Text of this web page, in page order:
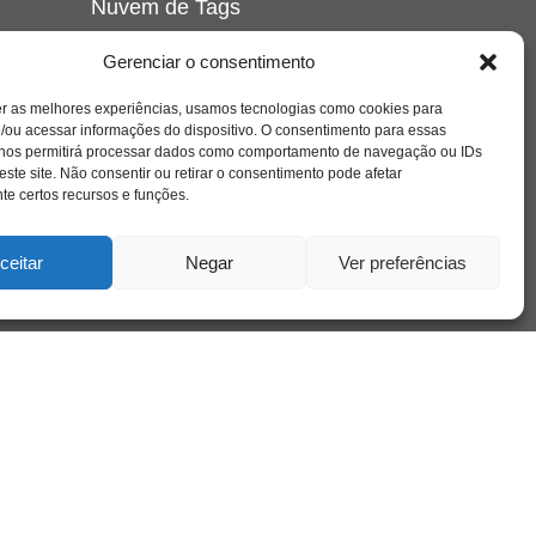
Gerenciar o consentimento
as melhores experiências, usamos tecnologias como cookies para
ou acessar informações do dispositivo. O consentimento para essas
permitirá processar dados como comportamento de navegação ou IDs
site. Não consentir ou retirar o consentimento pode afetar
certos recursos e funções.
Negar Ver preferências
Nuvem de Tags
crianca cuidado cultura depressao
educação família filme
freud infância insight jung liberdade livro
loucura luto maternidade
psicologia relato